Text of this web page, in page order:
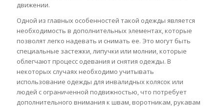
движении.
Одной из главных особенностей такой одежды является
необходимость в дополнительных элементах, которые
позволят легко надевать и снимать ее. Это могут быть
специальные застежки, липучки или молнии, которые
облегчают процесс одевания и снятия одежды. В
некоторых случаях необходимо учитывать
использование одежды для инвалидных колясок или
людей с ограниченной подвижностью, что потребует
дополнительного внимания к швам, воротникам, рукавам